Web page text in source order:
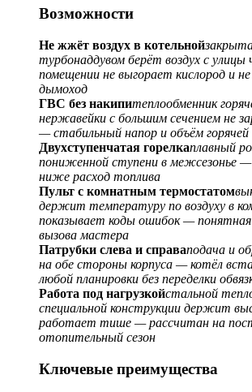
Возможности
Не жжёт воздух в котельной
турбонаддувом берёт воздух с улицы
помещении не выгорает кислород и
дымоход
ГВС без накипитеплообменник
нержавейки с большим сечением не
— стабильный напор и объём горячей
Двухступенчатая горелкаплавный
пониженной ступени в межсезонье —
ниже расход топлива
Пульт с комнатным термостатом
держит температуру по воздуху в
показывает коды ошибок — понятная
вызова мастера
Патрубки слева и справаподача и
на обе стороны корпуса — котёл
любой планировки без переделки
Работа под нагрузкойстальной
специальной конструкции держит
работает тише — рассчитан на
отопительный сезон
Ключевые преимущества